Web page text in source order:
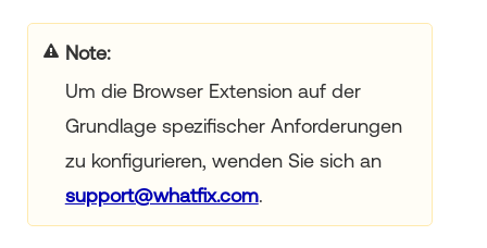
Note:
Um die Browser Extension auf der
Grundlage spezifischer Anforderungen
zu konfigurieren, wenden Sie sich an
support@whatfix.com.